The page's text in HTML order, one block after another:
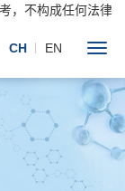
，不构成任何法律
CH EN